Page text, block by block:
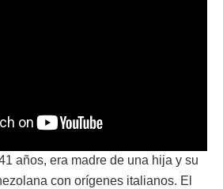
años, era madre de una hija y su
con orígenes italianos. El